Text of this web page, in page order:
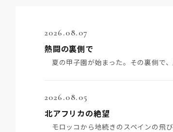
2026.08.07
熱闘の裏側で
2026.08.05
北アフリカの絶望